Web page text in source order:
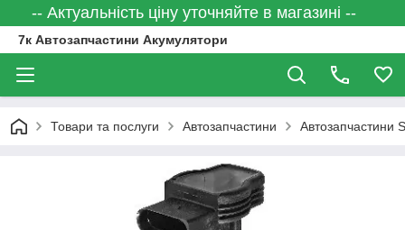
-- Актуальність ціну уточняйте в магазині --
7к Автозапчастини Акумулятори
Товари та послуги Автозапчастини Автозапчастини